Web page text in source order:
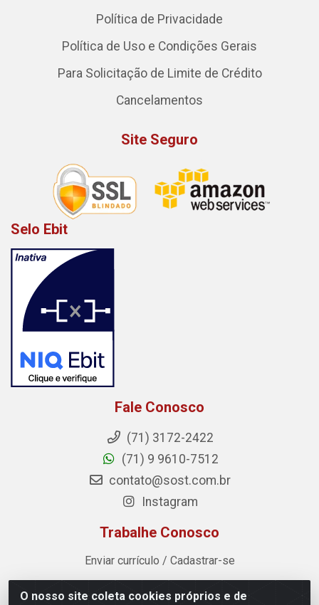
O nosso site coleta cookies próprios e de
Política de Privacidade
Política de Uso e Condições Gerais
Para Solicitação de Limite de Crédito
Cancelamentos
Site Seguro
Selo Ebit
Fale Conosco
(71) 3172-2422
(71) 9 9610-7512
contato@sost.com.br
Instagram
Trabalhe Conosco
Enviar currículo / Cadastrar-se